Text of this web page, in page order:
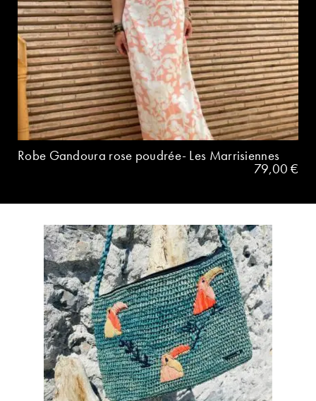
Robe Gandoura rose poudrée- Les Marrisiennes
79,00 €